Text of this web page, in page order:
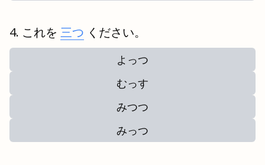
これを 三つ ください。
よっつ
むっす
みつつ
みっつ